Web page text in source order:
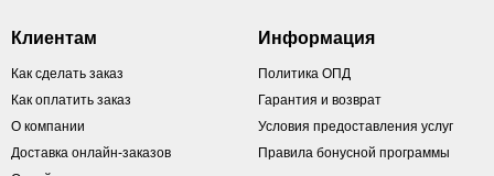
Клиентам
Как сделать заказ
Как оплатить заказ
О компании
Доставка онлайн-заказов
Информация
Политика ОПД
Гарантия и возврат
Условия предоставления услуг
Правила бонусной программы